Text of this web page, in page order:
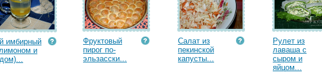
имбирный
и
Фруктовый
пирог по-
эльзасски...
Салат из
пекинской
капусты...
Рулет из
лаваша с
сыром и
яйцом...